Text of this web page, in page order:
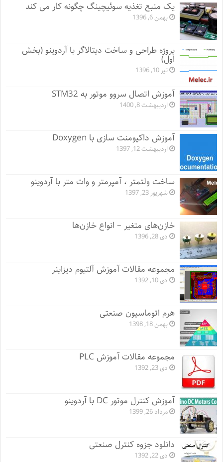
یک منبع تغذیه سوئیچینگ چگونه کار می کند
بهمن 6, 1396
پروژه طراحی و ساخت دیتالاگر با آردوینو (بخش
اول)
تیر 10, 1396
آموزش اتصال سروو موتور به STM32
اردیبهشت 8, 1400
آموزش داکیومنت سازی با Doxygen
اردیبهشت 12, 1397
ساخت ولتمتر ، آمپرمتر و وات متر با آردوینو
شهریور 23, 1397
خازن‌های متغیر – انواع خازن‌ها
دی 28, 1396
مجموعه مقالات آموزش آلتیوم دیزاینر
دی 10, 1392
هرم اتوماسیون صنعتی
بهمن 18, 1398
مجموعه مقالات آموزش PLC
دی 23, 1392
آموزش کنترل موتور DC با آردوینو
مرداد 26, 1399
دانلود جزوه کنترل صنعتی
دی 22, 1392